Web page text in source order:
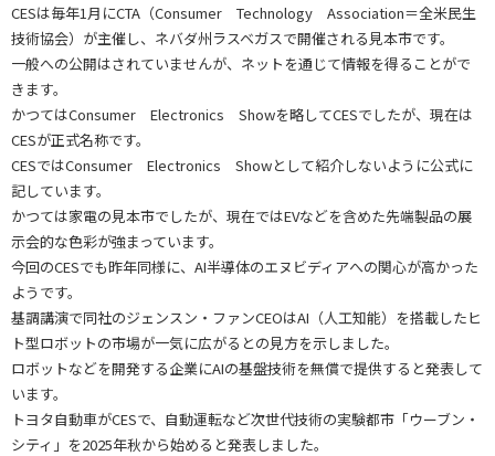
CESは毎年1月にCTA（Consumer Technology Association＝全米民生
技術協会）が主催し、ネバダ州ラスベガスで開催される見本市です。
一般への公開はされていませんが、ネットを通じて情報を得ることがで
きます。
かつてはConsumer Electronics Showを略してCESでしたが、現在は
CESが正式名称です。
CESではConsumer Electronics Showとして紹介しないように公式に
記しています。
かつては家電の見本市でしたが、現在ではEVなどを含めた先端製品の展
示会的な色彩が強まっています。
今回のCESでも昨年同様に、AI半導体のエヌビディアへの関心が高かった
ようです。
基調講演で同社のジェンスン・ファンCEOはAI（人工知能）を搭載したヒ
ト型ロボットの市場が一気に広がるとの見方を示しました。
ロボットなどを開発する企業にAIの基盤技術を無償で提供すると発表して
います。
トヨタ自動車がCESで、自動運転など次世代技術の実験都市「ウーブン・
シティ」を2025年秋から始めると発表しました。